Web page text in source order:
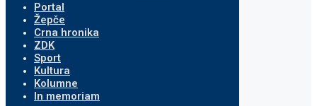
Portal
Žepče
Crna hronika
ZDK
Sport
Kultura
Kolumne
In memoriam